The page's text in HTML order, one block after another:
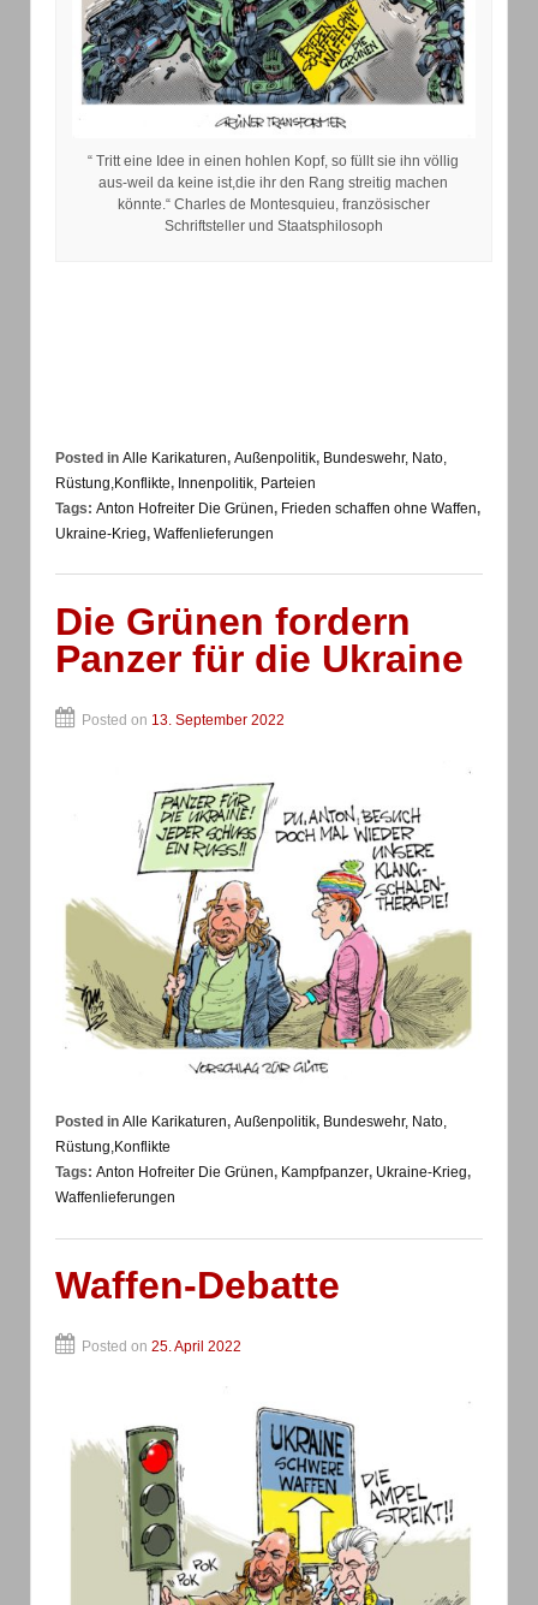
“ Tritt eine Idee in einen hohlen Kopf, so füllt sie ihn völlig
aus-weil da keine ist,die ihr den Rang streitig machen
könnte.“ Charles de Montesquieu, französischer
Schriftsteller und Staatsphilosoph
Posted in Alle Karikaturen, Außenpolitik, Bundeswehr, Nato,
Rüstung,Konflikte, Innenpolitik, Parteien
Tags: Anton Hofreiter Die Grünen, Frieden schaffen ohne Waffen,
Ukraine-Krieg, Waffenlieferungen
Die Grünen fordern
Panzer für die Ukraine
Posted on 13. September 2022
Posted in Alle Karikaturen, Außenpolitik, Bundeswehr, Nato,
Rüstung,Konflikte
Tags: Anton Hofreiter Die Grünen, Kampfpanzer, Ukraine-Krieg,
Waffenlieferungen
Waffen-Debatte
Posted on 25. April 2022